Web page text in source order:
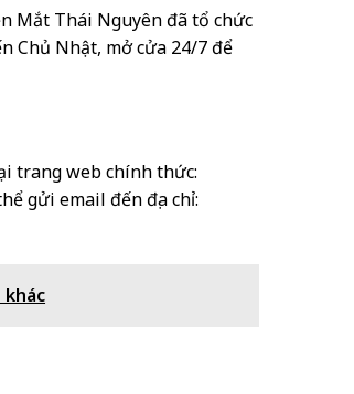
Mắt Thái Nguyên đã tổ chức
Chủ Nhật, mở cửa 24/7 để
trang web chính thức:
gửi email đến địa chỉ:
khác